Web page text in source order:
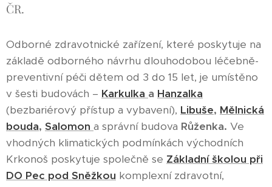
ČR.
Odborné zdravotnické zařízení, které poskytuje na
základě odborného návrhu dlouhodobou léčebně-
preventivní péči dětem od 3 do 15 let, je umístěno
v šesti budovách – Karkulka a Hanzalka
(bezbariérový přístup a vybavení), Libuše, Mělnická
bouda, Salomon a správní budova Růženka. Ve
vhodných klimatických podmínkách východních
Krkonoš poskytuje společně se Základní školou při
DO Pec pod Sněžkou komplexní zdravotní,